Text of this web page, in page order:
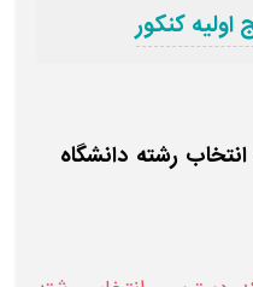
اولیه کنکور
رشته دانشگاه